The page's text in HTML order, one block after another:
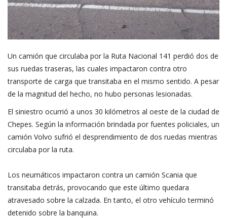
Un camión que circulaba por la Ruta Nacional 141 perdió dos de
sus ruedas traseras, las cuales impactaron contra otro
transporte de carga que transitaba en el mismo sentido. A pesar
de la magnitud del hecho, no hubo personas lesionadas.
El siniestro ocurrió a unos 30 kilómetros al oeste de la ciudad de
Chepes. Según la información brindada por fuentes policiales, un
camión Volvo sufrió el desprendimiento de dos ruedas mientras
circulaba por la ruta.
Los neumáticos impactaron contra un camión Scania que
transitaba detrás, provocando que este último quedara
atravesado sobre la calzada. En tanto, el otro vehículo terminó
detenido sobre la banquina.